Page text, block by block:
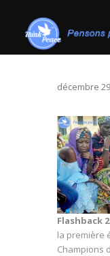
décembre
Flashback
la première
Champions